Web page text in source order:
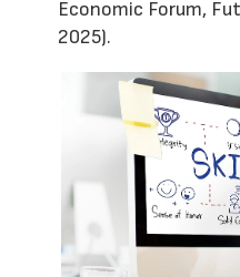
Economic Forum,
2025).